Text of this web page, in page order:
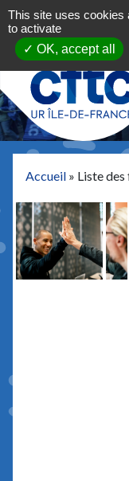
Aller au contenu
Accueil » Liste
This site uses cookies
to activate
OK, accept all